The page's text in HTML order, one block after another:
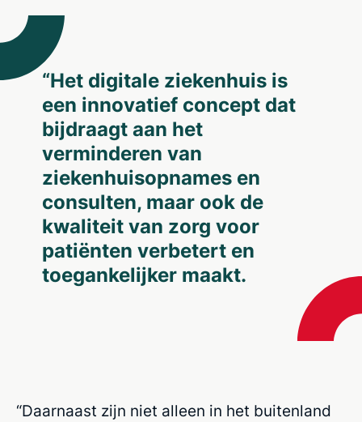
“Het digitale ziekenhuis is
een innovatief concept dat
bijdraagt aan het
verminderen van
ziekenhuisopnames en
consulten, maar ook de
kwaliteit van zorg voor
patiënten verbetert en
toegankelijker maakt.
“Daarnaast zijn niet alleen in het buitenland